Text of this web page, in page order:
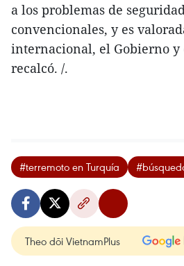
a los problemas de
convencionales, y es
internacional, el Gobierno y
recalcó. /.
#terremoto en Turquía
Theo dõi VietnamPlus